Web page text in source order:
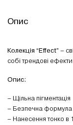
Опис
Колекція “Effect” –
собі трендові ефекти
Опис:
– Щільна пігментація
– Безпечна формула
– Нанесення тонко в